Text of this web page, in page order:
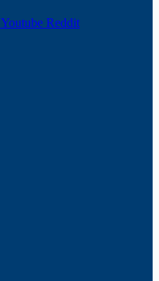
Youtube Reddit